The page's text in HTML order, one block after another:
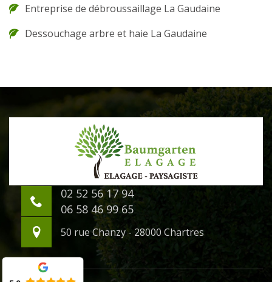
Entreprise de débroussaillage La Gaudaine
Dessouchage arbre et haie La Gaudaine
02 52 56 17 94
06 58 46 99 65
50 rue Chanzy - 28000 Chartres